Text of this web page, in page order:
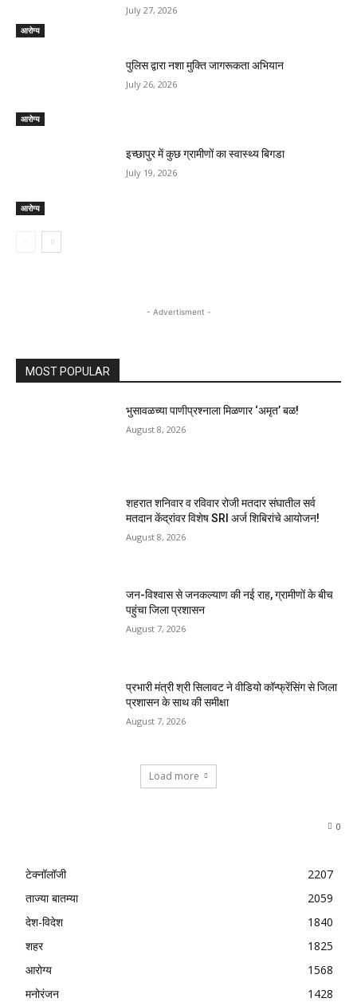
आरोग्य
July 27, 2026
आरोग्य
पुलिस द्वारा नशा मुक्ति जागरूकता अभियान
July 26, 2026
आरोग्य
इच्छापुर में कुछ ग्रामीणों का स्वास्थ्य बिगडा
July 19, 2026
- Advertisment -
MOST POPULAR
भुसावळच्या पाणीप्रश्नाला मिळणार ‘अमृत’ बळ!
August 8, 2026
शहरात शनिवार व रविवार रोजी मतदार संघातील सर्व
मतदान केंद्रांवर विशेष SRI अर्ज शिबिरांचे आयोजन!
August 8, 2026
जन-विश्वास से जनकल्याण की नई राह, ग्रामीणों के बीच
पहुंचा जिला प्रशासन
August 7, 2026
प्रभारी मंत्री श्री सिलावट ने वीडियो कॉन्फ्रेंसिंग से जिला
प्रशासन के साथ की समीक्षा
August 7, 2026
Load more
0
टेक्नॉलॉजी
2207
ताज्या बातम्या
2059
देश-विदेश
1840
शहर
1825
आरोग्य
1568
मनोरंजन
1428